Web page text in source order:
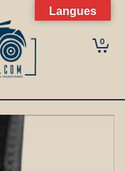
0
Langues